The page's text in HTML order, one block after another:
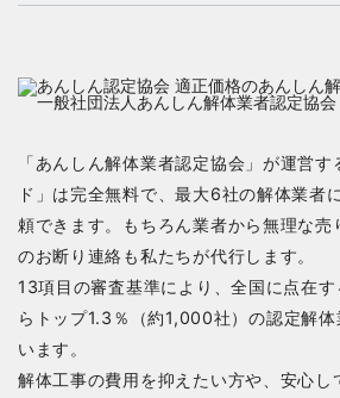
「あんしん解体業者認定協会」が運営
ド」は完全無料で、最大6社の解体業者
頼できます。もちろん業者から無理な売
のお断り連絡も私たちが代行します。
13項目の審査基準により、全国に点在
らトップ1.3％（約1,000社）の認定解
います。
解体工事の費用を抑えたい方や、安心し